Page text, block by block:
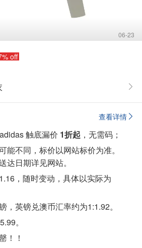
06-23
off
查看详情
触底漏价 1折起 ，无需码；
能不同，标价以网站标价为准。
达日期详见网站。
，随时变动，具体以实际为
，英镑兑澳币汇率约为1:1.92。
。
！！